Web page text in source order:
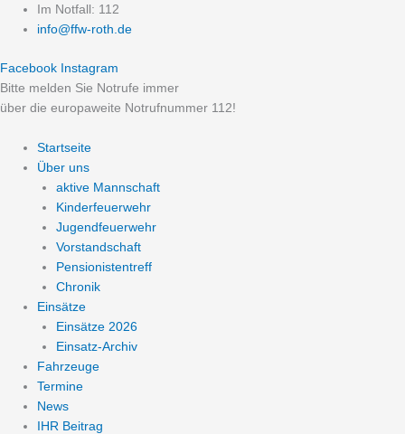
Zum
Inhalt
Im Notfall: 112
info@ffw-roth.de
Facebook Instagram
Bitte melden Sie Notrufe immer
über die europaweite Notrufnummer 112!
Startseite
Über uns
aktive Mannschaft
Kinderfeuerwehr
Jugendfeuerwehr
Vorstandschaft
Pensionistentreff
Chronik
Einsätze
Einsätze 2026
Einsatz-Archiv
Fahrzeuge
Termine
News
IHR Beitrag